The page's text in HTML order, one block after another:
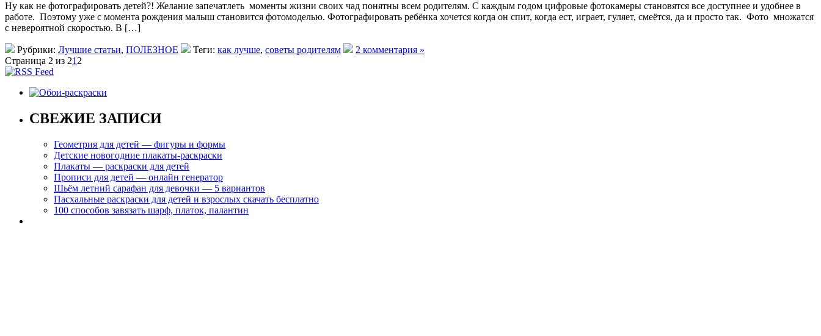
Ну как не фотографировать детей?! Желание запечатлеть моменты жизни своих чад понятны всем родителям. С каждым годом цифровые фотокамеры становятся все доступнее и удобнее в
работе. Поэтому уже с момента рождения малыш становится фотомоделью. Фотографировать ребёнка хочется когда он спит, когда ест, играет, гуляет, смеётся, да и просто так. Фото множатся
с невероятной скоростью. В […]
Рубрики: Лучшие статьи, ПОЛЕЗНОЕ Теги: как лучше, советы родителям
2 комментария »
Страница 2 из 212
СВЕЖИЕ ЗАПИСИ
Геометрия для детей — фигуры и формы
Детские новогодние плакаты-раскраски
Плакаты — раскраски для детей
Прописи для детей — онлайн генератор
Шьём летний сарафан для девочки — 5 вариантов
Пасхальные раскраски для детей и взрослых скачать бесплатно
100 способов завязать шарф, платок, палантин